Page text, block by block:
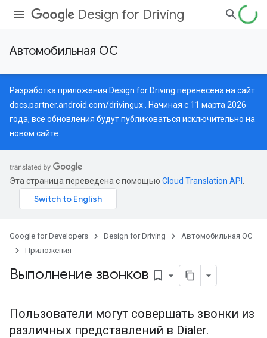
Design for Driving
Автомобильная ОС
Разработка приложения Design for Driving перенесена на сайт
docs.partner.android.com/drivingux . Начиная с 11 марта 2026
года, все обновления будут публиковаться исключительно на
новом сайте.
Эта страница переведена с помощью Cloud Translation API
Google for Developers Design for Driving
Автомобильная ОС
Приложения
Выполнение звонков bookmark_border
Пользователи могут совершать звонки из
различных представлений в Dialer.